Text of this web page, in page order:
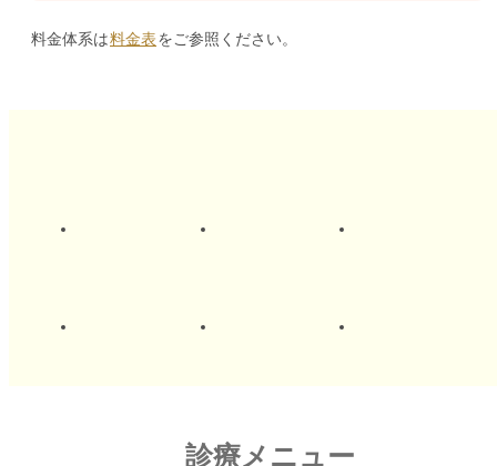
料金体系は料金表をご参照ください。
診療メニュー